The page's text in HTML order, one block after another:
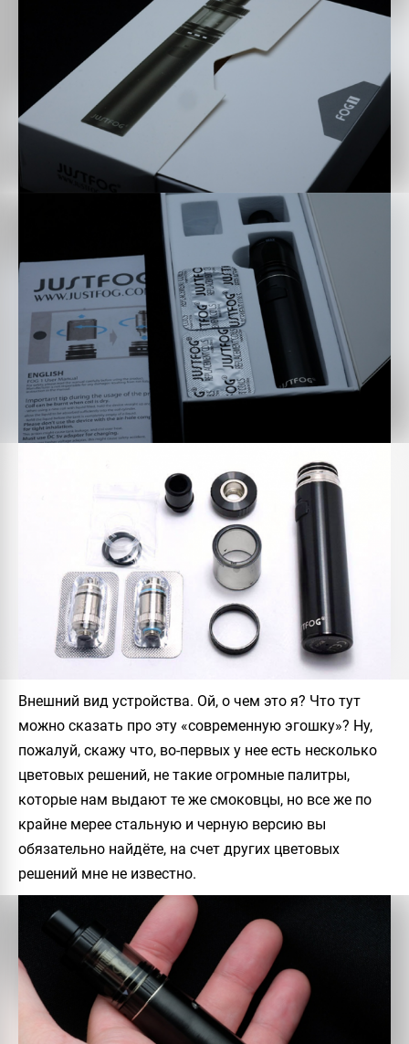
Внешний вид устройства. Ой, о чем это я? Что тут
можно сказать про эту «современную эгошку»? Ну,
пожалуй, скажу что, во-первых у нее есть несколько
цветовых решений, не такие огромные палитры,
которые нам выдают те же смоковцы, но все же по
крайне мерее стальную и черную версию вы
обязательно найдёте, на счет других цветовых
решений мне не известно.